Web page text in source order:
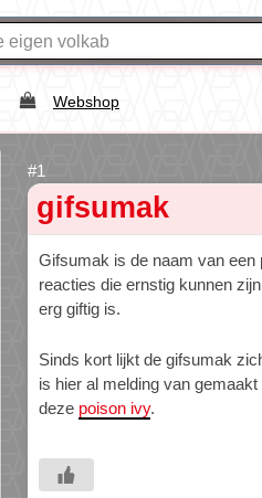
Webshop
gifsumak
Gifsumak is de naam van een
reacties die ernstig kunnen
erg giftig is.
Sinds kort lijkt de gifsumak
is hier al melding van
deze poison ivy.